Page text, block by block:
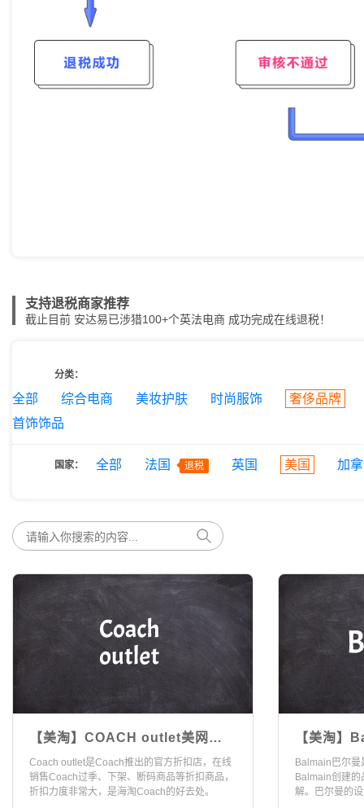
支持退税商家推荐
截止目前 安达易已涉猎100+个英法电商 成功完成在线退税！
分类：
全部 综合电商 美妆护肤 时尚服饰
奢侈品牌
首饰饰品
国家： 全部 法国 退税 英国 美国 加
【美淘】COACH outlet美网海
淘攻略（2021最新版）
Coach outlet是Coach推出的官方折扣店，在线
销售Coach过季、下架、断码商品等折扣商品，
折扣力度非常大，是海淘Coach的好去处。
【美淘】
淘攻略（
Balmain巴尔
Balmain创建的
解。巴尔曼的